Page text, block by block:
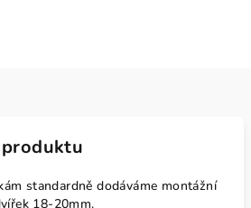
standardně dodáváme montážní
18-20mm.